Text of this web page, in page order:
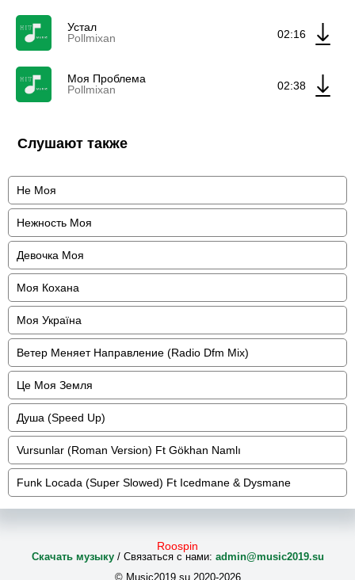
Устал
Pollmixan
02:16
Моя Проблема
Pollmixan
02:38
Слушают также
Не Моя
Нежность Моя
Девочка Моя
Моя Кохана
Моя Україна
Ветер Меняет Направление (Radio Dfm Mix)
Це Моя Земля
Душа (Speed Up)
Vursunlar (Roman Version) Ft Gökhan Namlı
Funk Locada (Super Slowed) Ft Icedmane & Dysmane
Roospin
Скачать музыку/ Связаться с нами: admin@music2019.su
© Music2019.su 2020-2026